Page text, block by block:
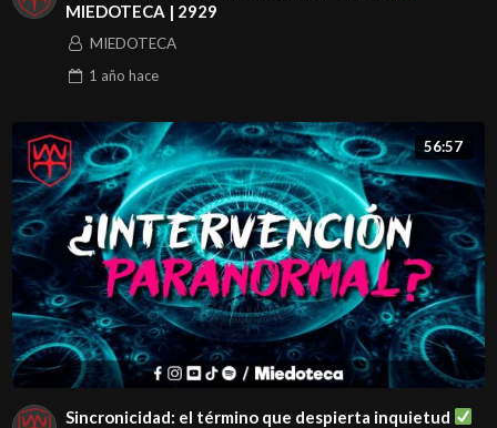
MIEDOTECA | 2929
MIEDOTECA
1 año hace
56:57
Sincronicidad: el término que despierta inquietud